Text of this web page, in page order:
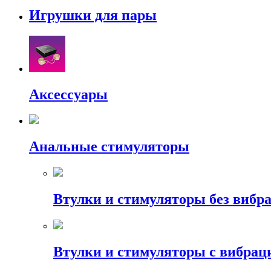
Игрушки для пары
Аксессуары
Анальные стимуляторы
Втулки и стимуляторы без
Втулки и стимуляторы с